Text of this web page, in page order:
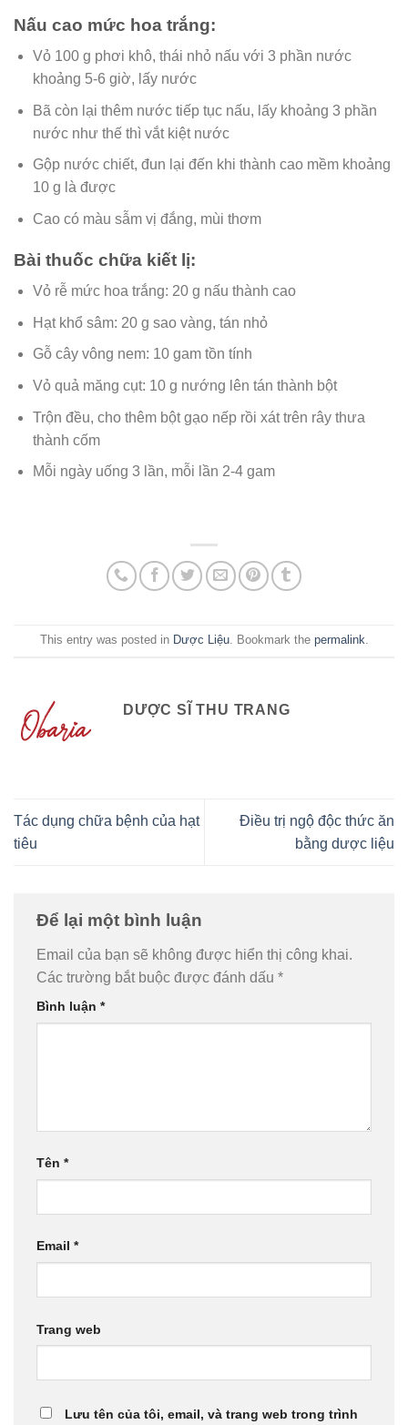
Nấu cao mức hoa trắng:
Vỏ 100 g phơi khô, thái nhỏ nấu với 3 phần nước
khoảng 5-6 giờ, lấy nước
Bã còn lại thêm nước tiếp tục nấu, lấy khoảng 3 phần
nước như thế thì vắt kiệt nước
Gộp nước chiết, đun lại đến khi thành cao mềm khoảng
10 g là được
Cao có màu sẫm vị đắng, mùi thơm
Bài thuốc chữa kiết lị:
Vỏ rễ mức hoa trắng: 20 g nấu thành cao
Hạt khổ sâm: 20 g sao vàng, tán nhỏ
Gỗ cây vông nem: 10 gam tồn tính
Vỏ quả măng cụt: 10 g nướng lên tán thành bột
Trộn đều, cho thêm bột gạo nếp rồi xát trên rây thưa
thành cốm
Mỗi ngày uống 3 lần, mỗi lần 2-4 gam
This entry was posted in Dược Liệu. Bookmark the permalink.
DƯỢC SĨ THU TRANG
Tác dụng chữa bệnh của hạt
tiêu
Điều trị ngộ độc thức ăn
bằng dược liệu
Để lại một bình luận
Email của bạn sẽ không được hiển thị công khai.
Các trường bắt buộc được đánh dấu *
Bình luận *
Tên *
Email *
Trang web
Lưu tên của tôi, email, và trang web trong trình